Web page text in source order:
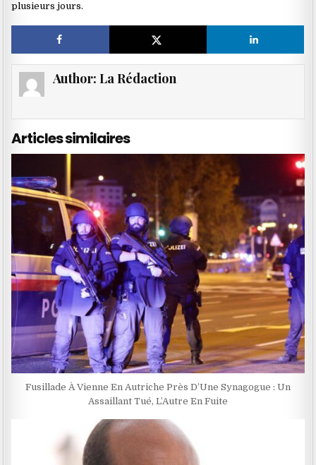
plusieurs jours.
Author: La Rédaction
Articles similaires
Fusillade À Vienne En Autriche Près D’Une Synagogue : Un
Assaillant Tué, L’Autre En Fuite